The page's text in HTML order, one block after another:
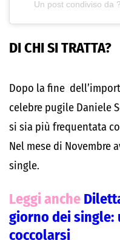
Un post condiviso da
DI CHI SI TRATTA?
Dopo la fine
celebre pugile Daniele
si sia più frequentata
Nel mese di Novembre
single.
Leggi anche
giorno dei single:
coccolarsi